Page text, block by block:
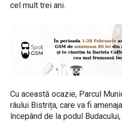
cel mult trei ani.
Cu această ocazie, Parcul
râului Bistrița, care va fi
începând de la podul